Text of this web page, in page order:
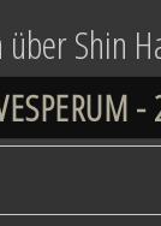
Shin